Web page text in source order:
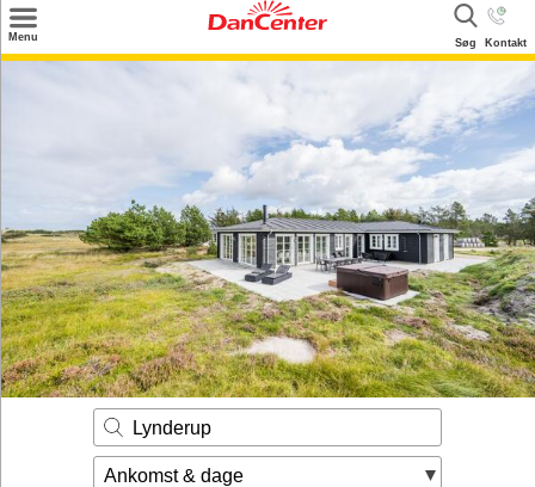
Menu Søg Kontakt
Inspiration
Info
Kontakt
Udlejning af sommerhus
Ejer
Lynderup
Ankomst & dage